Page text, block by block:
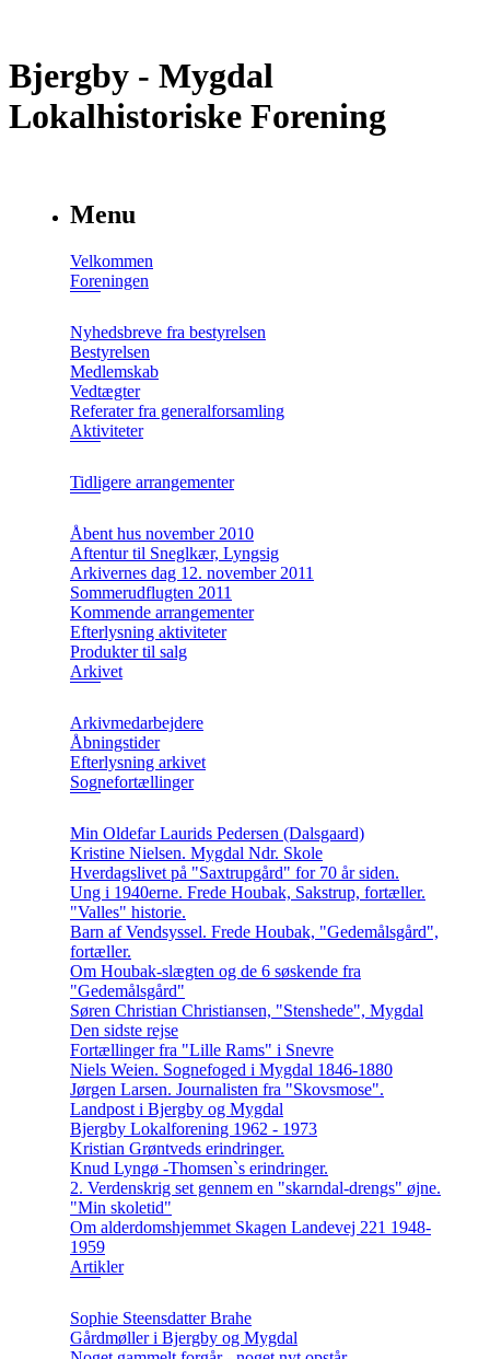
Bjergby - Mygdal
Lokalhistoriske Forening
Menu
Velkommen
Foreningen
Nyhedsbreve fra bestyrelsen
Bestyrelsen
Medlemskab
Vedtægter
Referater fra generalforsamling
Aktiviteter
Tidligere arrangementer
Åbent hus november 2010
Aftentur til Sneglkær, Lyngsig
Arkivernes dag 12. november 2011
Sommerudflugten 2011
Kommende arrangementer
Efterlysning aktiviteter
Produkter til salg
Arkivet
Arkivmedarbejdere
Åbningstider
Efterlysning arkivet
Sognefortællinger
Min Oldefar Laurids Pedersen (Dalsgaard)
Kristine Nielsen. Mygdal Ndr. Skole
Hverdagslivet på "Saxtrupgård" for 70 år siden.
Ung i 1940erne. Frede Houbak, Sakstrup, fortæller.
"Valles" historie.
Barn af Vendsyssel. Frede Houbak, "Gedemålsgård",
fortæller.
Om Houbak-slægten og de 6 søskende fra
"Gedemålsgård"
Søren Christian Christiansen, "Stenshede", Mygdal
Den sidste rejse
Fortællinger fra "Lille Rams" i Snevre
Niels Weien. Sognefoged i Mygdal 1846-1880
Jørgen Larsen. Journalisten fra "Skovsmose".
Landpost i Bjergby og Mygdal
Bjergby Lokalforening 1962 - 1973
Kristian Grøntveds erindringer.
Knud Lyngø -Thomsen`s erindringer.
2. Verdenskrig set gennem en "skarndal-drengs" øjne.
"Min skoletid"
Om alderdomshjemmet Skagen Landevej 221 1948-
1959
Artikler
Sophie Steensdatter Brahe
Gårdmøller i Bjergby og Mygdal